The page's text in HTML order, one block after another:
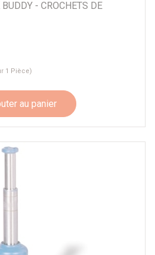
- CROCHETS DE
1 Pièce)
au panier